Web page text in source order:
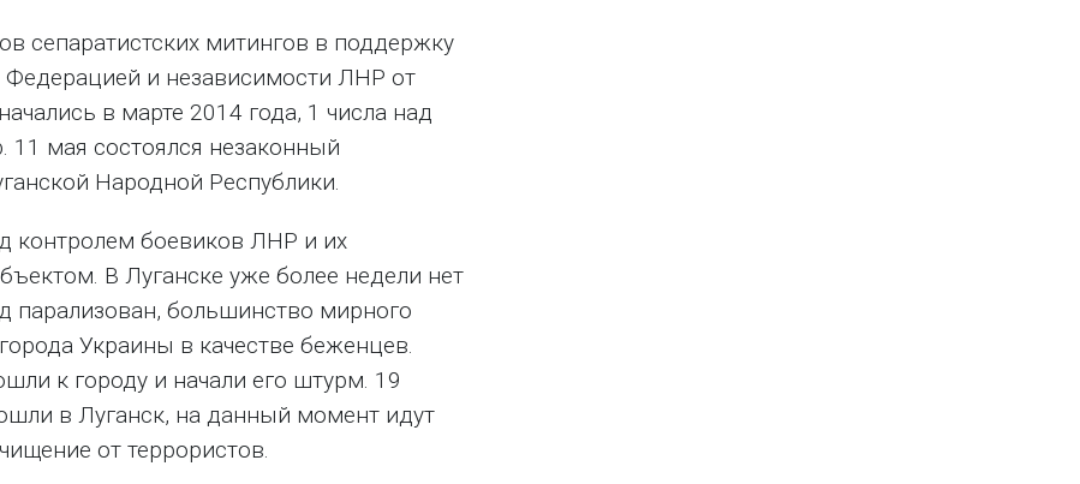
сепаратистских митингов в поддержку
и независимости ЛНР от
в марте 2014 года, 1 числа над
11 мая состоялся незаконный
Народной Республики.
контролем боевиков ЛНР и их
В Луганске уже более недели нет
парализован, большинство мирного
Украины в качестве беженцев.
к городу и начали его штурм. 19
в Луганск, на данный момент идут
от террористов.